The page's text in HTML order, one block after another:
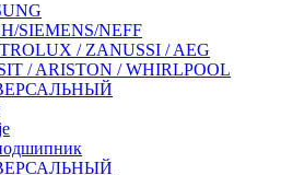
SIEMENS/NEFF
/ ZANUSSI / AEG
/ ARISTON / WHIRLPOOL